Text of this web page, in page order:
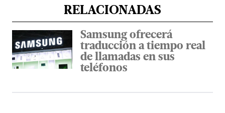
RELACIONADAS
Samsung ofrecerá
traducción a tiempo real
de llamadas en sus
teléfonos